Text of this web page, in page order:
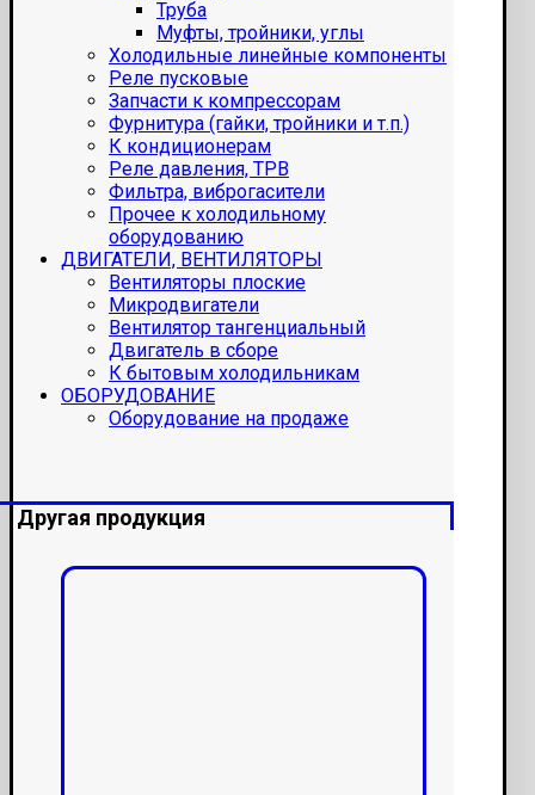
Труба
Муфты, тройники, углы
Холодильные линейные компоненты
Реле пусковые
Запчасти к компрессорам
Фурнитура (гайки, тройники и т.п.)
К кондиционерам
Реле давления, ТРВ
Фильтра, виброгасители
Прочее к холодильному
оборудованию
ДВИГАТЕЛИ, ВЕНТИЛЯТОРЫ
Вентиляторы плоские
Микродвигатели
Вентилятор тангенциальный
Двигатель в сборе
К бытовым холодильникам
ОБОРУДОВАНИЕ
Оборудование на продаже
Другая продукция